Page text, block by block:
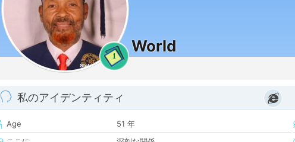
1
World
私のアイデンティティ
Age
51 年